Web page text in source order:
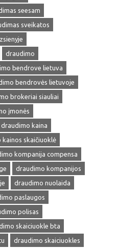
seesam
sveikatos
draudimo
bendrove lietuva
bendrovės lietuvoje
brokeriai siauliai
įmonės
draudimo kaina
kainos skaičiuoklė
kompanija compensa
draudimo kompanijos
draudimo nuolaida
paslaugos
polisas
skaiciuokle bta
draudimo skaiciuokles